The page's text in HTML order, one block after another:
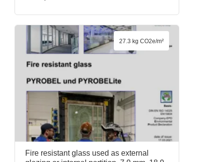
Fire resistant glass used as external
27.3 kg CO2e/m²